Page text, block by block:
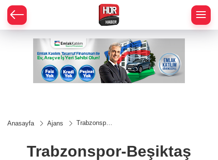
Anasayfa Ajans
Trabzonspor-
Trabzonspor-Beşiktaş